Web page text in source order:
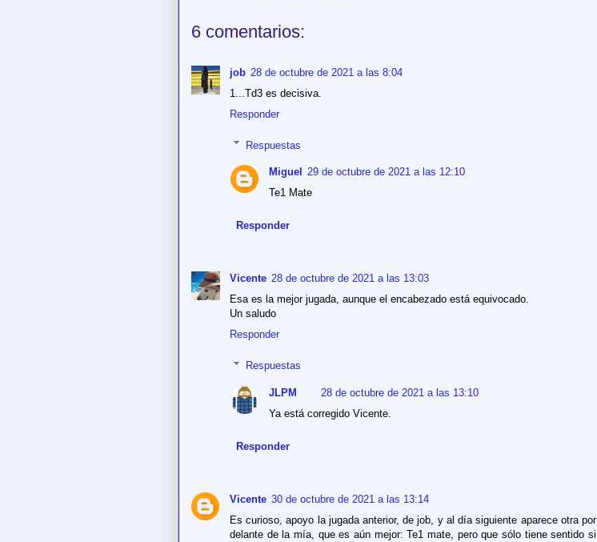
6 comentarios:
job 28 de octubre de 2021 a las 8:04
1...Td3 es decisiva.
Responder
Respuestas
Miguel
29 de octubre de 2021 a las 12:10
Te1 Mate
Responder
Vicente 28 de octubre de 2021 a las 13:03
Esa es la mejor jugada, aunque el encabezado está equivocado.
Un saludo
Responder
Respuestas
JLPM
28 de octubre de 2021 a las 13:10
Ya está corregido Vicente.
Responder
Vicente 30 de octubre de 2021 a las 13:14
Es curioso, apoyo la jugada anterior, de job, y al día siguiente aparece otra por
delante de la mía, que es aún mejor: Te1 mate, pero que sólo tiene sentido si